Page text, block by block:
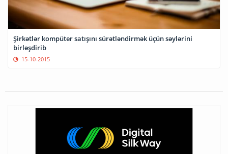
Şirkətlər kompüter satışını sürətləndirmək üçün səylərini
birləşdirib
15-10-2015